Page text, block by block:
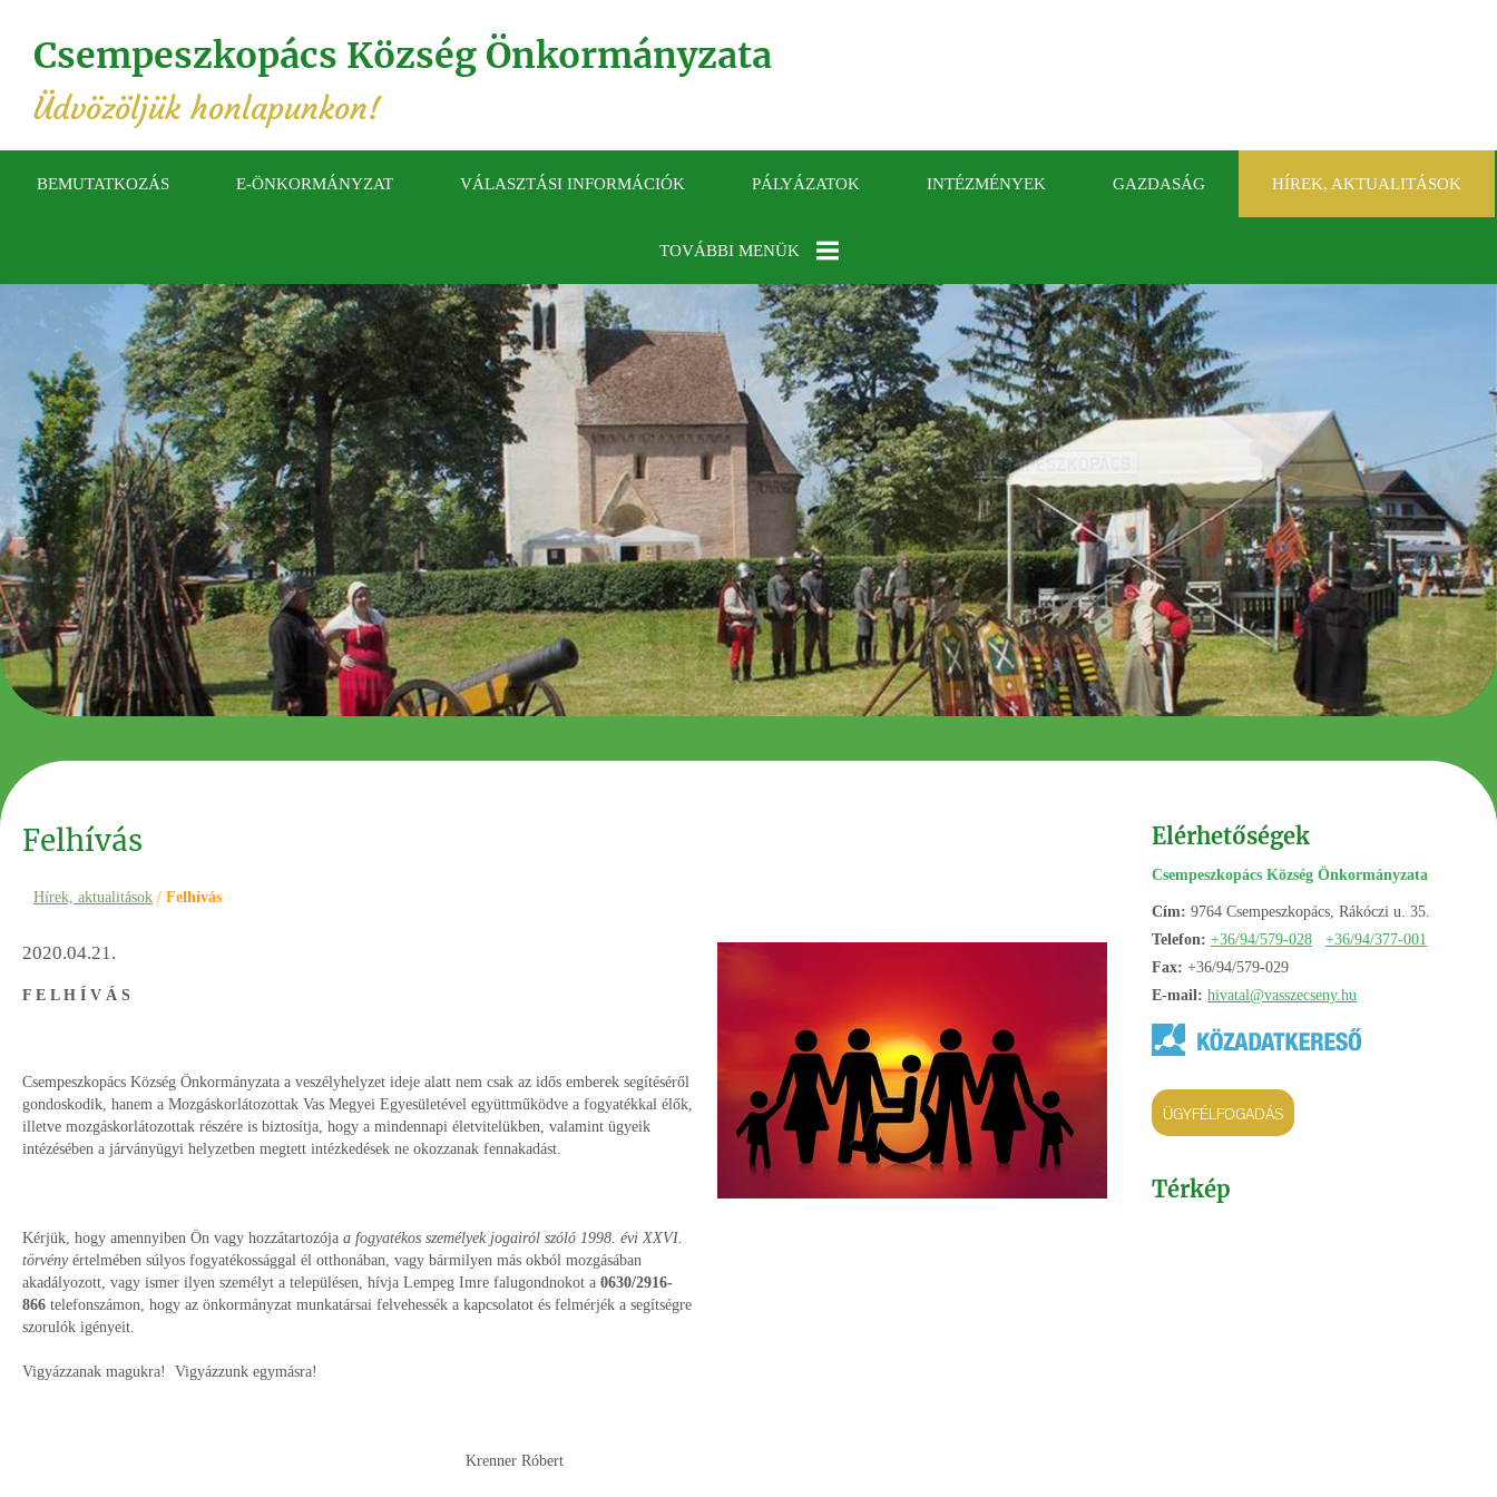
Csempeszkopács Község Önkormányzata
Üdvözöljük honlapunkon!
BEMUTATKOZÁS E-ÖNKORMÁNYZAT VÁLASZTÁSI INFORMÁCIÓK PÁLYÁZATOK INTÉZMÉNYEK GAZDASÁG HÍREK, AKTUALITÁSOK
TOVÁBBI MENÜK
KÖZÉRDEKŰ
ADATOK
GALÉRIA
ELÉRHETŐSÉGEK
Elérhetőségek
Csempeszkopács Község Önkormányzata
Cím: 9764 Csempeszkopács, Rákóczi u. 35.
Telefon: +36/94/579-028
+36/94/377-001
Fax: +36/94/579-029
E-mail: hivatal@vasszecseny.hu
ÜGYFÉLFOGADÁS
Térkép
Felhívás
Hírek, aktualitások / Felhívás
2020.04.21.
F E L H Í V Á S
Csempeszkopács Község Önkormányzata a veszélyhelyzet ideje alatt nem csak az idős emberek segítéséről
gondoskodik, hanem a Mozgáskorlátozottak Vas Megyei Egyesületével együttműködve a fogyatékkal élők,
illetve mozgáskorlátozottak részére is biztosítja, hogy a mindennapi életvitelükben, valamint ügyeik
intézésében a járványügyi helyzetben megtett intézkedések ne okozzanak fennakadást.
Kérjük, hogy amennyiben Ön vagy hozzátartozója a fogyatékos személyek jogairól szóló 1998. évi XXVI.
törvény értelmében súlyos fogyatékossággal él otthonában, vagy bármilyen más okból mozgásában
akadályozott, vagy ismer ilyen személyt a településen, hívja Lempeg Imre falugondnokot a 0630/2916-
866 telefonszámon, hogy az önkormányzat munkatársai felvehessék a kapcsolatot és felmérjék a segítségre
szorulók igényeit.
Vigyázzanak magukra! Vigyázzunk egymásra!
Krenner Róbert